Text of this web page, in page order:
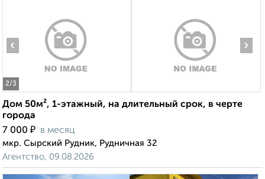
2/3
‹ ›
Дом 50м², 1-этажный, на длительный срок, в черте
города
7 000 ₽ в месяц
мкр. Сырский Рудник, Рудничная 32
Агентство, 09.08.2026